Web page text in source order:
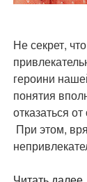
Не секрет,
героини
понятия
отказаться
При этом,